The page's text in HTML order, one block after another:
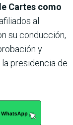
Cartes como
al
su conducción,
y
presidencia de